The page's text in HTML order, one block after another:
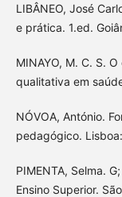
LIBÂNEO, José
e prática. 1.ed.
MINAYO, M. C. S.
qualitativa em
NÓVOA, António.
pedagógico.
PIMENTA, Selma.
Ensino Superior.